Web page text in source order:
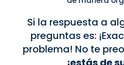
Si la respuesta a
preguntas es:
problema! No te